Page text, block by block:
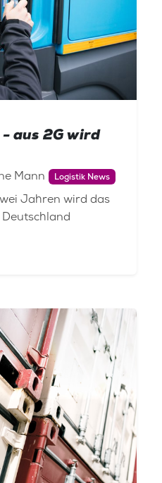
aus 2G wird
Mann Logistik News
Jahren wird das